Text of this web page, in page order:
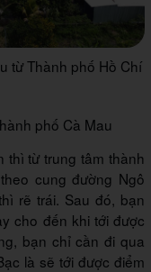
từ Thành phố Hồ Chí
phố Cà Mau
thì từ trung tâm thành
cung đường Ngô
rẽ trái. Sau đó, bạn
cho đến khi tới được
bạn chỉ cần đi qua
là sẽ tới được điểm